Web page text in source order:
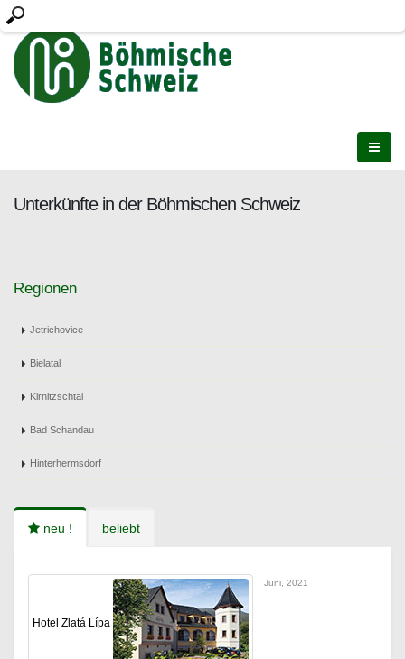
Unterkünfte in der Böhmischen Schweiz
Regionen
Jetrichovice
Bielatal
Kirnitzschtal
Bad Schandau
Hinterhermsdorf
neu ! beliebt
Hotel Zlatá Lípa
Juni, 2021